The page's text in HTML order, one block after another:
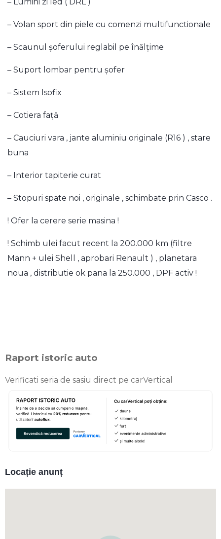
– Volan sport din piele cu comenzi multifunctionale
– Scaunul șoferului reglabil pe înălțime
– Suport lombar pentru șofer
– Sistem Isofix
– Cotiera față
– Cauciuri vara , jante aluminiu originale (R16 ) , stare
buna
– Interior tapiterie curat
– Stopuri spate noi , originale , schimbate prin Casco .
! Ofer la cerere serie masina !
! Schimb ulei facut recent la 200.000 km (filtre
Mann + ulei Shell , aprobari Renault ) , planetara
noua , distributie ok pana la 250.000 , DPF activ !
Raport istoric auto
Verificati seria de sasiu direct pe carVertical
Locație anunț